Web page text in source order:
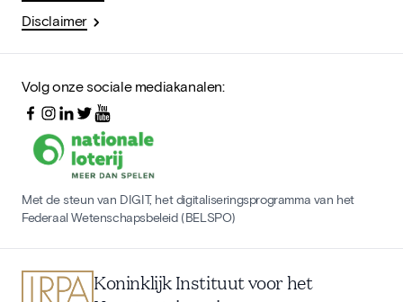
Disclaimer
Volg onze sociale mediakanalen:
Met de steun van DIGIT, het digitaliseringsprogramma van het
Federaal Wetenschapsbeleid (BELSPO)
Koninklijk Instituut voor het